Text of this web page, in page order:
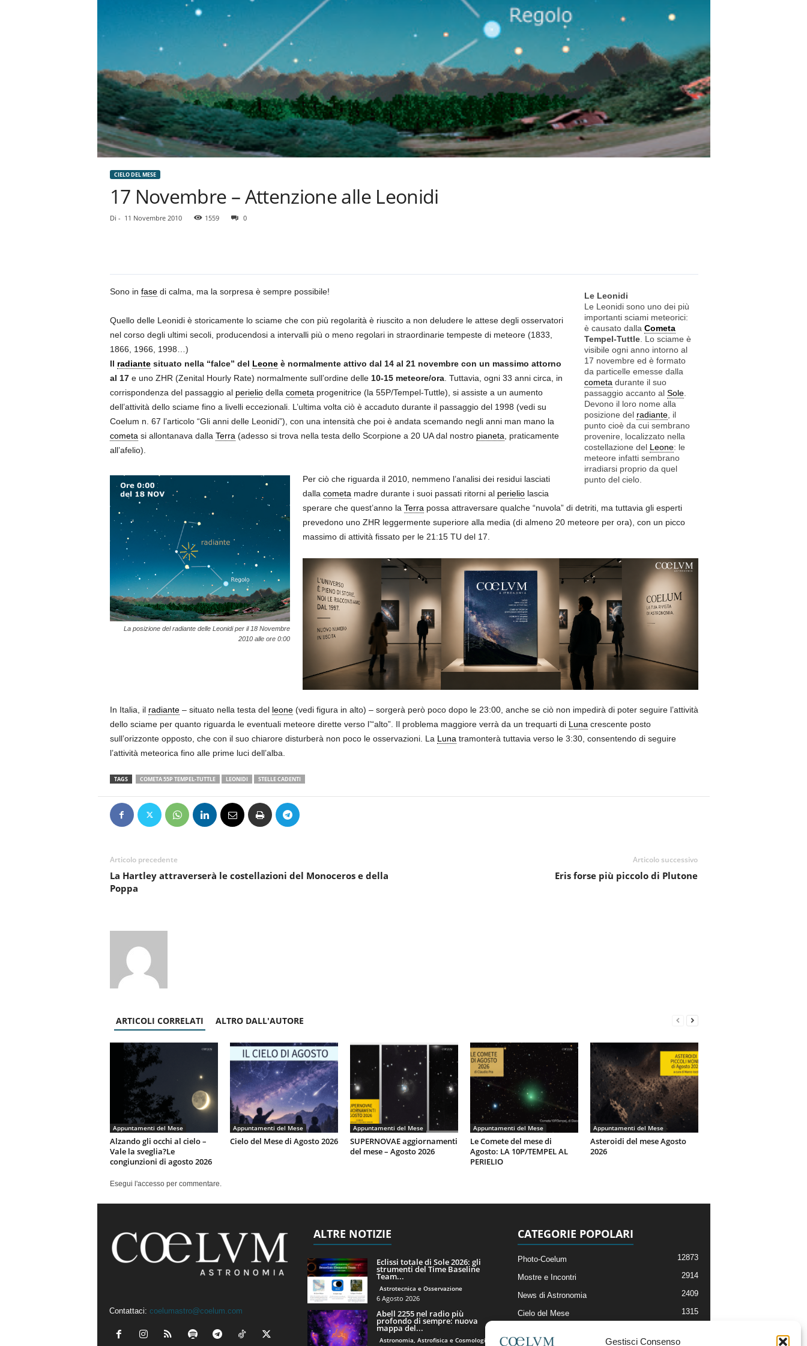
Gestisci Consenso
CIELO DEL MESE
17 Novembre – Attenzione alle Leonidi
Di - 11 Novembre 2010 1559 0
Le Leonidi
Le Leonidi sono uno dei più
importanti sciami meteorici:
è causato dalla Cometa
Tempel-Tuttle. Lo sciame è
visibile ogni anno intorno al
17 novembre ed è formato
da particelle emesse dalla
cometa durante il suo
passaggio accanto al Sole.
Devono il loro nome alla
posizione del radiante, il
punto cioè da cui sembrano
provenire, localizzato nella
costellazione del Leone: le
meteore infatti sembrano
irradiarsi proprio da quel
punto del cielo.
Sono in fasedi calma, ma la sorpresa è sempre possibile!
Quello delle Leonidi è storicamente lo sciame che con più regolarità è riuscito a non deludere le attese degli osservatori
nel corso degli ultimi secoli, producendosi a intervalli più o meno regolari in straordinarie tempeste di meteore (1833,
1866, 1966, 1998…)
Il radiantesituato nella “falce” del Leoneè normalmente attivo dal 14 al 21 novembre con un massimo attorno
al 17e uno ZHR (Zenital Hourly Rate) normalmente sull’ordine delle 10-15 meteore/ora. Tuttavia, ogni 33 anni circa, in
corrispondenza del passaggio al perieliodella cometa progenitrice (la 55P/Tempel-Tuttle), si assiste a un aumento
dell’attività dello sciame fino a livelli eccezionali. L’ultima volta ciò è accaduto durante il passaggio del 1998 (vedi su
Coelum n. 67 l’articolo “Gli anni delle Leonidi”), con una intensità che poi è andata scemando negli anni man mano la
cometa si allontanava dalla Terra (adesso si trova nella testa dello Scorpione a 20 UA dal nostro pianeta , praticamente
all’afelio).
La posizione del radiante delle Leonidi per il 18 Novembre
2010 alle ore 0:00
Per ciò che riguarda il 2010, nemmeno l’analisi dei residui lasciati
dalla cometa madre durante i suoi passati ritorni al perieliolascia
sperare che quest’anno la Terra possa attraversare qualche “nuvola” di detriti, ma tuttavia gli esperti
prevedono uno ZHR leggermente superiore alla media (di almeno 20 meteore per ora), con un picco
massimo di attività fissato per le 21:15 TU del 17.
In Italia, il radiante– situato nella testa del leone(vedi figura in alto) – sorgerà però poco dopo le 23:00, anche se ciò non impedirà di poter seguire l’attività
dello sciame per quanto riguarda le eventuali meteore dirette verso l’“alto”. Il problema maggiore verrà da un trequarti di Lunacrescente posto
sull’orizzonte opposto, che con il suo chiarore disturberà non poco le osservazioni. La Lunatramonterà tuttavia verso le 3:30, consentendo di seguire
l’attività meteorica fino alle prime luci dell’alba.
TAGS COMETA 55P TEMPEL-TUTTLE LEONIDI STELLE CADENTI
Articolo precedente
La Hartley attraverserà le costellazioni del Monoceros e della
Poppa
Articolo successivo
Eris forse più piccolo di Plutone
ARTICOLI CORRELATI ALTRO DALL'AUTORE
Appuntamenti del Mese
Alzando gli occhi al cielo –
Vale la sveglia?Le
congiunzioni di agosto 2026
Appuntamenti del Mese
Cielo del Mese di Agosto 2026
Appuntamenti del Mese
SUPERNOVAE aggiornamenti
del mese – Agosto 2026
Appuntamenti del Mese
Le Comete del mese di
Agosto: LA 10P/TEMPEL AL
PERIELIO
Appuntamenti del Mese
Asteroidi del mese Agosto
2026
Esegui l'accesso per commentare.
Contattaci: coelumastro@coelum.com
ALTRE NOTIZIE
Eclissi totale di Sole 2026: gli
strumenti del Time Baseline
Team...
Astrotecnica e Osservazione
6 Agosto 2026
Abell 2255 nel radio più
profondo di sempre: nuova
mappa del...
Astronomia, Astrofisica e Cosmologia
CATEGORIE POPOLARI
Photo-Coelum 12873
Mostre e Incontri 2914
News di Astronomia 2409
Cielo del Mese 1315